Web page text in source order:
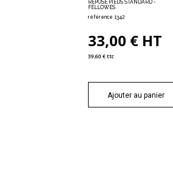
REPOSE PIEDS STANDARD -
FELLOWES
référence 1342
33,00 € HT
39,60 € ttc
Ajouter au panier